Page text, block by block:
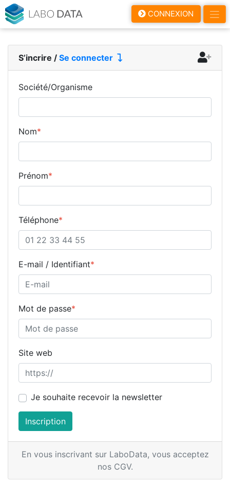
CONNEXION
S’incrire / Se connecter
Société/Organisme
Nom*
Prénom*
Téléphone*
E-mail / Identifiant*
Mot de passe*
Site web
Je souhaite recevoir la newsletter
Inscription
En vous inscrivant sur LaboData, vous acceptez
nos CGV.